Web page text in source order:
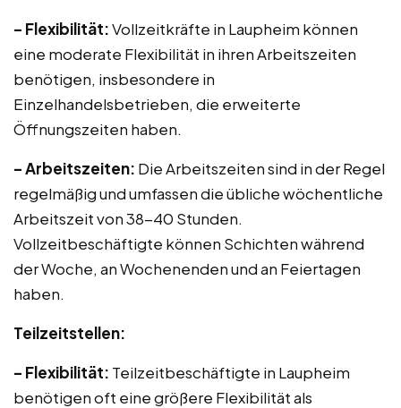
– Flexibilität:Vollzeitkräfte in Laupheim können
eine moderate Flexibilität in ihren Arbeitszeiten
benötigen, insbesondere in
Einzelhandelsbetrieben, die erweiterte
Öffnungszeiten haben.
– Arbeitszeiten: Die Arbeitszeiten sind in der Regel
regelmäßig und umfassen die übliche wöchentliche
Arbeitszeit von 38-40 Stunden.
Vollzeitbeschäftigte können Schichten während
der Woche, an Wochenenden und an Feiertagen
haben.
Teilzeitstellen:
– Flexibilität: Teilzeitbeschäftigte in Laupheim
benötigen oft eine größere Flexibilität als